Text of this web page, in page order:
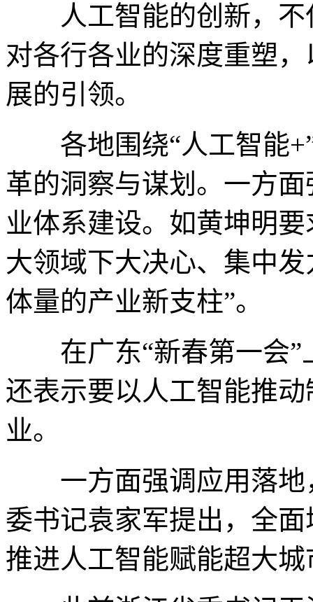
人工智能的创新，不
对各行各业的深度重塑
展的引领。
各地围绕“人工智能+”
革的洞察与谋划。一方
业体系建设。如黄坤明
大领域下大决心、集中
体量的产业新支柱”。
在广东“新春第一会”
还表示要以人工智能推
业。
一方面强调应用落地
委书记袁家军提出，全
推进人工智能赋能超大城